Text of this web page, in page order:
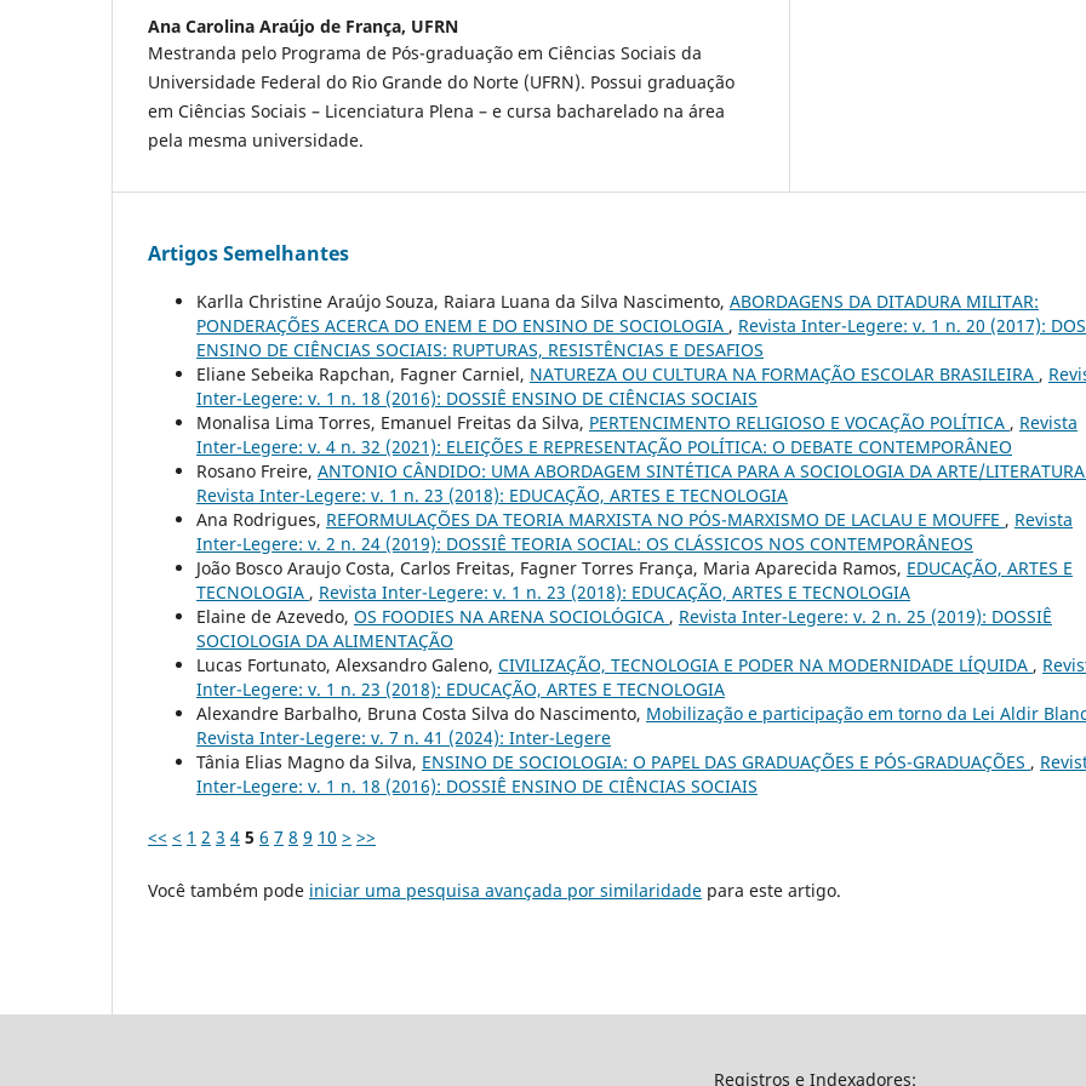
Ana Carolina Araújo de França, UFRN
Mestranda pelo Programa de Pós-graduação em Ciências Sociais da
Universidade Federal do Rio Grande do Norte (UFRN). Possui graduação
em Ciências Sociais – Licenciatura Plena – e cursa bacharelado na área
pela mesma universidade.
Artigos Semelhantes
Karlla Christine Araújo Souza, Raiara Luana da Silva Nascimento, ABORDAGENS DA DITADURA MILITAR:
PONDERAÇÕES ACERCA DO ENEM E DO ENSINO DE SOCIOLOGIA , Revista Inter-Legere: v. 1 n. 20 (2017):
ENSINO DE CIÊNCIAS SOCIAIS: RUPTURAS, RESISTÊNCIAS E DESAFIOS
Eliane Sebeika Rapchan, Fagner Carniel, NATUREZA OU CULTURA NA FORMAÇÃO ESCOLAR BRASILEIRA ,
Inter-Legere: v. 1 n. 18 (2016): DOSSIÊ ENSINO DE CIÊNCIAS SOCIAIS
Monalisa Lima Torres, Emanuel Freitas da Silva, PERTENCIMENTO RELIGIOSO E VOCAÇÃO POLÍTICA , Revista
Inter-Legere: v. 4 n. 32 (2021): ELEIÇÕES E REPRESENTAÇÃO POLÍTICA: O DEBATE CONTEMPORÂNEO
Rosano Freire, ANTONIO CÂNDIDO: UMA ABORDAGEM SINTÉTICA PARA A SOCIOLOGIA DA ARTE/LITERATURA
Revista Inter-Legere: v. 1 n. 23 (2018): EDUCAÇÃO, ARTES E TECNOLOGIA
Ana Rodrigues, REFORMULAÇÕES DA TEORIA MARXISTA NO PÓS-MARXISMO DE LACLAU E MOUFFE , Revista
Inter-Legere: v. 2 n. 24 (2019): DOSSIÊ TEORIA SOCIAL: OS CLÁSSICOS NOS CONTEMPORÂNEOS
João Bosco Araujo Costa, Carlos Freitas, Fagner Torres França, Maria Aparecida Ramos, EDUCAÇÃO, ARTES E
TECNOLOGIA , Revista Inter-Legere: v. 1 n. 23 (2018): EDUCAÇÃO, ARTES E TECNOLOGIA
Elaine de Azevedo, OS FOODIES NA ARENA SOCIOLÓGICA , Revista Inter-Legere: v. 2 n. 25 (2019): DOSSIÊ
SOCIOLOGIA DA ALIMENTAÇÃO
Lucas Fortunato, Alexsandro Galeno, CIVILIZAÇÃO, TECNOLOGIA E PODER NA MODERNIDADE LÍQUIDA ,
Inter-Legere: v. 1 n. 23 (2018): EDUCAÇÃO, ARTES E TECNOLOGIA
Alexandre Barbalho, Bruna Costa Silva do Nascimento, Mobilização e participação em torno da Lei Aldir Blanc
Revista Inter-Legere: v. 7 n. 41 (2024): Inter-Legere
Tânia Elias Magno da Silva, ENSINO DE SOCIOLOGIA: O PAPEL DAS GRADUAÇÕES E PÓS-GRADUAÇÕES ,
Inter-Legere: v. 1 n. 18 (2016): DOSSIÊ ENSINO DE CIÊNCIAS SOCIAIS
<< < 1 2 3 4 5 6 7 8 9 10 > >>
Você também pode iniciar uma pesquisa avançada por similaridade para este artigo.
Registros e Indexadores: